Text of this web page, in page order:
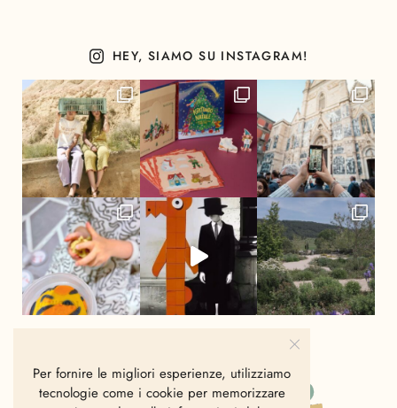
HEY, SIAMO SU INSTAGRAM!
Per fornire le migliori esperienze, utilizziamo
tecnologie come i cookie per memorizzare